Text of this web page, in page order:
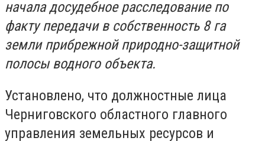
начала досудебное расследование по
факту передачи в собственность 8 га
земли прибрежной природно-защитной
полосы водного объекта.
Установлено, что должностные лица
Черниговского областного главного
управления земельных ресурсов и